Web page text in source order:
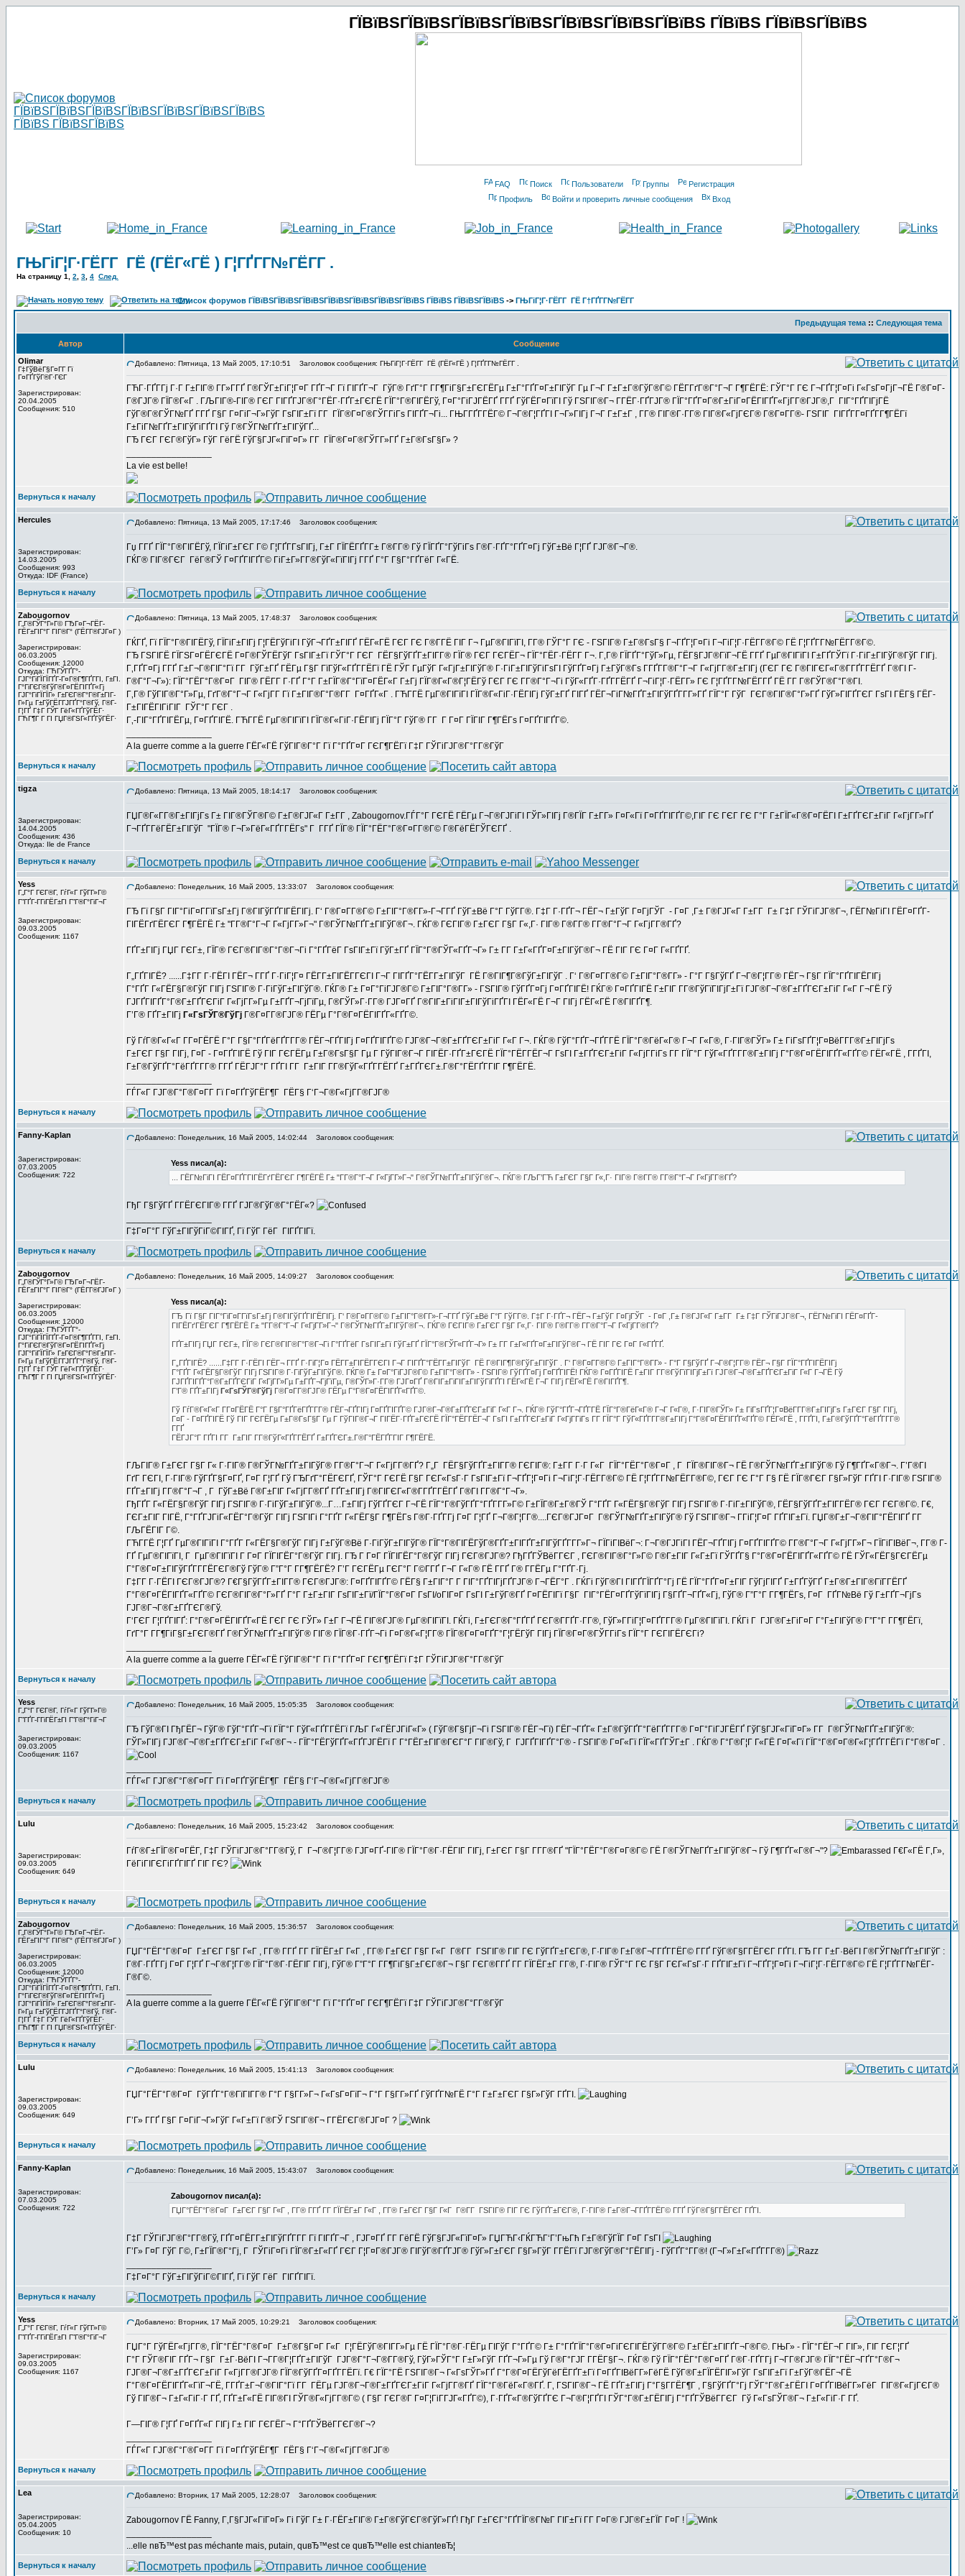
ГЇВїВЅГЇВїВЅГЇВїВЅГЇВїВЅГЇВїВЅГЇВїВЅГЇВїВЅ ГЇВїВЅ ГЇВїВЅГЇВїВЅ
FAQ Поиск Пользователи Группы
Регистрация
Профиль
Войти и проверить личные сообщения Вход
ГЊГіГ¦Г·ГЁГ­Г ГЁ (ГЁГ«ГЁ ) Г¦ГҐГ­Г№ГЁГ­Г .
На страницу 1 2 3 4 След.
Список форумов ГЇВїВЅГЇВїВЅГЇВїВЅГЇВїВЅГЇВїВЅГЇВїВЅГЇВїВЅ ГЇВїВЅ ГЇВїВЅГЇВїВЅ -> ГЊГіГ¦Г·ГЁГ­Г ГЁ Г†ГҐГ­Г№ГЁГ­Г
Предыдущая тема :: Следующая тема
Автор
Сообщение
Olimar
Г‡ГўВёГ§Г¤Г­Г Гї
Г¤ГҐГўГ®Г·ГЄГ
Зарегистрирован:
20.04.2005
Сообщения: 510
Добавлено: Пятница, 13 Май 2005, 17:10:51 Заголовок сообщения: ГЊГіГ¦Г·ГЁГ­Г ГЁ (ГЁГ«ГЁ ) Г¦ГҐГ­Г№ГЁГ­Г .
ГЋГ·ГҐГ­Гј Г·Г Г±ГІГ® Г­Г»Г­ГҐ Г®ГЎГ±ГіГ¦Г¤Г ГҐГ¬Г Гї ГІГҐГ¬Г ГўГ® ГґГ°Г Г­Г¶ГіГ§Г±ГЄГЁГµ Г±Г°ГҐГ¤Г±ГІГўГ Гµ Г¬Г Г±Г±Г®ГўГ®Г© ГЁГ­ГґГ®Г°Г¬Г Г¶ГЁГЁ: ГЎГ°Г ГЄ Г¬ГҐГ¦Г¤Гі Г«ГѕГ¤ГјГ¬ГЁ Г®Г¤Г­
Г®ГЈГ® ГЇГ®Г«Г . ГЉГІГ®-ГІГ® ГЄГ ГІГҐГЈГ®Г°ГЁГ·ГҐГ±ГЄГЁ ГЇГ°Г®ГІГЁГў, Г¤Г°ГіГЈГЁГҐ Г­ГҐ ГўГЁГ¤ГїГІ Гў ГЅГІГ®Г¬ Г­ГЁГ·ГҐГЈГ® ГЇГ°ГҐГ¤Г®Г±ГіГ¤ГЁГІГҐГ«ГјГ­Г®ГЈГ®,Г ГІГ°ГҐГІГјГЁ
ГўГ®Г®ГЎГ№ГҐ Г­ГҐ Г§Г Г¤ГіГ¬Г»ГўГ ГѕГІГ±Гї Г­Г ГЇГ®Г¤Г®ГЎГ­ГіГѕ ГІГҐГ¬Гі... ГЊГ­ГҐГ­ГЁГ© Г¬Г®Г¦ГҐГІ Г¬Г»ГІГј Г¬Г Г±Г±Г , Г­Г® ГІГ®Г·Г­Г® ГІГ®Г«ГјГЄГ® Г®Г¤Г­Г®- ГЅГІГ ГІГҐГ­Г¤ГҐГ­Г¶ГЁГї
Г±ГіГ№ГҐГ±ГІГўГіГҐГІ Гў Г®ГЎГ№ГҐГ±ГІГўГҐ...
ГЂ ГЄГ ГЄГ®ГўГ» ГўГ ГёГЁ ГўГ§ГЈГ«ГїГ¤Г» Г­Г ГЇГ®Г¤Г®ГЎГ­Г»ГҐ Г±Г®ГѕГ§Г» ?
La vie est belle!
Вернуться к началу
Hercules
Зарегистрирован:
14.03.2005
Сообщения: 993
Откуда: IDF (France)
Добавлено: Пятница, 13 Май 2005, 17:17:46 Заголовок сообщения:
Гџ Г­ГҐ ГЇГ°Г®ГІГЁГў, ГЇГіГ±ГЄГ Г© Г¦ГҐГ­ГѕГІГј, Г±Г ГЇГЁГҐГ­Г± Г®Г­Г® Гў ГЇГҐГ°ГўГіГѕ Г®Г·ГҐГ°ГҐГ¤Гј ГўГ±Вё Г¦ГҐ ГЈГ®Г¬Г®.
ГЌГ® ГІГ®ГЄГ ГёГ®ГЎ Г¤ГҐГІГҐГ© ГіГ±Г»Г­Г®ГўГ«ГїГІГј Г­ГҐ Г°Г Г§Г°ГҐГёГ Г«ГЁ.
Вернуться к началу
Zabougornov
Г„Г®ГЎГ°Г»Г© ГЂГ¤Г¬ГЁГ­
ГЁГ±ГІГ°Г ГІГ®Г° (ГЁГ­Г®ГЈГ¤Г )
Зарегистрирован:
06.03.2005
Сообщения: 12000
Откуда: ГЋГЎГҐГ°-
ГЈГ°ГіГЇГЇГҐГ­-Г¤Г®Г¶ГҐГ­ГІ, Г±ГІ.
Г°ГіГЄГ®ГўГ®Г¤ГЁГІГҐГ«Гј
ГЈГ°ГіГЇГЇГ» Г±ГЄГ®Г°Г®Г±ГІГ­
Г»Гµ Г±ГўГЁГ­ГЈГҐГ°Г®Гў, Г®Г­
Г¦ГҐ Г‡Г ГЎГ ГёГ«ГҐГўГЁГ·
ГЋГ¶Г Г ГІ ГЏГ®ГЅГ«ГҐГўГЁГ·
Добавлено: Пятница, 13 Май 2005, 17:48:37 Заголовок сообщения:
ГЌГҐ, Гї ГЇГ°Г®ГІГЁГў, ГЇГіГ±ГІГј Г¦ГЁГўГіГІ ГўГ¬ГҐГ±ГІГҐ ГЁГ«ГЁ ГЄГ ГЄ Г®Г­ГЁ ГІГ Г¬ ГµГ®ГІГїГІ, Г­Г® ГЎГ°Г ГЄ - ГЅГІГ® Г±Г®ГѕГ§ Г¬ГҐГ¦Г¤Гі Г¬ГіГ¦Г·ГЁГ­Г®Г© ГЁ Г¦ГҐГ­Г№ГЁГ­Г®Г©.
ГЂ ГЅГІГЁ ГЇГЅГ¤ГЁГЄГЁ Г¤Г®ГЎГЁГўГ ГѕГІГ±Гї ГЎГ°Г ГЄГ ГЁГ§ГўГҐГ±ГІГ­Г® ГЇГ® ГЄГ ГЄГЁГ¬ ГЇГ°ГЁГ·ГЁГ­Г Г¬. Г‚Г® ГЇГҐГ°ГўГ»Гµ, ГЁГ§ГЈГ®ГїГ¬ГЁ Г­ГҐ ГµГ®ГІГїГІ Г±ГҐГЎГї Г·ГіГ±ГІГўГ®ГўГ ГІГј.
Г‚ГҐГ¤Гј Г­ГҐ Г±Г¬Г®ГІГ°Гї Г­Г ГўГ±ГҐ ГЁГµ Г§Г ГїГўГ«ГҐГ­ГЁГї ГЁ ГЎГ ГµГўГ Г«ГјГ±ГІГўГ® Г·ГіГ±ГІГўГіГѕГІ ГўГҐГ¤Гј Г±ГўГ®Гѕ Г­ГҐГ­Г®Г°Г¬Г Г«ГјГ­Г®Г±ГІГј (ГЄГ ГЄ Г®ГІГЄГ«Г®Г­ГҐГ­ГЁГҐ Г®ГІ Г­
Г®Г°Г¬Г»): ГЇГ°ГЁГ°Г®Г¤Г ГІГ® ГЁГ­Г Г·ГҐ Г°Г Г±ГЇГ®Г°ГїГ¤ГЁГ«Г Г±Гј ГЇГ®Г«Г®Г¦ГЁГў ГЄГ ГЄ Г­Г®Г°Г¬Гі ГўГ«ГҐГ·ГҐГ­ГЁГҐ Г¬ГіГ¦Г·ГЁГ­Г» ГЄ Г¦ГҐГ­Г№ГЁГ­ГҐ ГЁ Г­Г Г®ГЎГ®Г°Г®ГІ.
Г‚Г® ГўГІГ®Г°Г»Гµ, ГґГ®Г°Г¬Г Г«ГјГ­Г Гї Г±ГІГ®Г°Г®Г­Г Г¤ГҐГ«Г . ГЋГ­ГЁ ГµГ®ГІГїГІ ГЇГ®Г«ГіГ·ГЁГІГј ГўГ±ГҐ ГІГҐ ГЁГ¬ГіГ№ГҐГ±ГІГўГҐГ­Г­Г»ГҐ ГЇГ°Г ГўГ ГЄГ®ГІГ®Г°Г»ГҐ ГўГ»ГІГҐГЄГ ГѕГІ ГЁГ§ ГЁГ­
Г±ГІГЁГІГіГІГ ГЎГ°Г ГЄГ .
Г‚-ГІГ°ГҐГІГЁГµ, Г¤ГҐГІГЁ. ГЋГ­ГЁ ГµГ®ГІГїГІ ГЇГ®Г«ГіГ·ГЁГІГј ГЇГ°Г ГўГ® Г­Г Г Г¤Г ГЇГІГ Г¶ГЁГѕ Г¤ГҐГІГҐГ©.
A la guerre comme a la guerre ГЁГ«ГЁ ГўГІГ®Г°Г Гї Г°ГҐГ¤Г ГЄГ¶ГЁГї Г‡Г ГЎГіГЈГ®Г°Г­Г®ГўГ
Вернуться к началу
tigza
Зарегистрирован:
14.04.2005
Сообщения: 436
Откуда: Ile de France
Добавлено: Пятница, 13 Май 2005, 18:14:17 Заголовок сообщения:
ГЏГ®Г«Г­Г®Г±ГІГјГѕ Г± ГІГ®ГЎГ®Г© Г±Г®ГЈГ«Г Г±Г­Г , Zabougornov.ГЃГ°Г ГЄГЁ ГЁГµ Г¬Г®ГЈГіГІ ГЎГ»ГІГј Г®ГЇГ Г±Г­Г» Г¤Г«Гї Г¤ГҐГІГҐГ©,ГІГ ГЄ ГЄГ ГЄ Г°Г Г±ГЇГ«Г®Г¤ГЁГІ Г±ГҐГЄГ±ГіГ Г«ГјГ­Г»ГҐ
Г¬ГҐГ­ГёГЁГ±ГІГўГ "ГЇГ® Г¬Г»ГёГ«ГҐГ­ГЁГѕ" Г Г­ГҐ ГЇГ® ГЇГ°ГЁГ°Г®Г¤Г­Г®Г© Г®ГёГЁГЎГЄГҐ .
Вернуться к началу
Yess
Г„Г°Г ГЄГ®Г­, ГѓГ«Г ГўГ­Г»Г©
Г”ГҐГ­-ГГіГЁГ±ГІ Г”Г®Г°ГіГ¬Г
Зарегистрирован:
09.03.2005
Сообщения: 1167
Добавлено: Понедельник, 16 Май 2005, 13:33:07 Заголовок сообщения:
ГЂ Гї Г§Г ГІГ°ГіГ¤Г­ГїГѕГ±Гј Г®ГІГўГҐГІГЁГІГј. Г‘ Г®Г¤Г­Г®Г© Г±ГІГ°Г®Г­Г»-Г¬Г­ГҐ ГўГ±Вё Г°Г ГўГ­Г®. Г‡Г Г·ГҐГ¬ ГЁГ¬ Г±ГўГ Г¤ГјГЎГ - Г¤Г ,Г± Г®ГЈГ«Г Г±Г­Г Г± Г‡Г ГЎГіГЈГ®Г¬, ГЁГ№ГіГІ ГЁГ¤ГҐГ­
ГІГЁГґГЁГЄГ Г¶ГЁГЁ Г± "Г­Г®Г°Г¬Г Г«ГјГ­Г»Г¬" Г®ГЎГ№ГҐГ±ГІГўГ®Г¬. ГЌГ® ГЄГІГ® Г±ГЄГ Г§Г Г«,Г· ГІГ® Г®Г­Г® Г­Г®Г°Г¬Г Г«ГјГ­Г®ГҐ?
ГҐГ±ГІГј ГЏГ ГЄГ±, ГЇГ® ГЄГ®ГІГ®Г°Г®Г¬Гі Г°ГҐГёГ ГѕГІГ±Гї ГўГ±ГҐ ГЇГ°Г®ГЎГ«ГҐГ¬Г» Г± Г­Г Г±Г«ГҐГ¤Г±ГІГўГ®Г¬ ГЁ ГІГ ГЄ Г¤Г Г«ГҐГҐ.
Г„ГҐГІГЁ? ......Г‡Г­Г Г·ГЁГІ ГЁГ¬ Г­ГҐ Г·ГіГ¦Г¤ ГЁГ­Г±ГІГЁГ­ГЄГІ Г¬Г ГІГҐГ°ГЁГ­Г±ГІГўГ ГЁ Г®ГІГ¶Г®ГўГ±ГІГўГ . Г‘ Г®Г¤Г­Г®Г© Г±ГІГ°Г®Г­Г» - Г°Г Г§ГўГҐ Г¬Г®Г¦Г­Г® ГЁГ¬ Г§Г ГЇГ°ГҐГІГЁГІГј
Г°ГҐГ Г«ГЁГ§Г®ГўГ ГІГј ГЅГІГ® Г·ГіГўГ±ГІГўГ®. ГЌГ® Г± Г¤Г°ГіГЈГ®Г© Г±ГІГ°Г®Г­Г» - ГЅГІГ® ГўГҐГ¤Гј Г¤ГҐГІГЁ! ГЌГ® Г¤ГҐГІГЁ Г±ГІГ Г­Г®ГўГїГІГјГ±Гї ГЈГ®Г¬Г®Г±ГҐГЄГ±ГіГ Г«Г Г¬ГЁ Гў
ГЈГҐГІГҐГ°Г®Г±ГҐГЄГіГ Г«ГјГ­Г»Гµ Г±ГҐГ¬ГјГїГµ, Г®ГЎГ»Г·Г­Г® ГЈГ¤ГҐ Г®ГІГ±ГіГІГ±ГІГўГіГҐГІ ГЁГ«ГЁ Г¬Г ГІГј ГЁГ«ГЁ Г®ГІГҐГ¶.
Г’Г® ГҐГ±ГІГј Г«ГѕГЎГ®ГўГј Г®Г¤Г­Г®ГЈГ® ГЁГµ Г°Г®Г¤ГЁГІГҐГ«ГҐГ©.
Гў ГѓГ®Г«Г«Г Г­Г¤ГЁГЁ Г°Г Г§Г°ГҐГёГҐГ­Г­Г® ГЁГ¬ГҐГІГј Г¤ГҐГІГҐГ© ГЈГ®Г¬Г®Г±ГҐГЄГ±ГіГ Г«Г Г¬. ГЌГ® ГўГ°ГҐГ¬ГҐГ­ГЁ ГЇГ°Г®ГёГ«Г® Г¬Г Г«Г®, Г·ГІГ®ГЎГ» Г± ГіГѕГҐГ¦Г¤ВёГ­Г­Г®Г±ГІГјГѕ
Г±ГЄГ Г§Г ГІГј, Г¤Г - Г¤ГҐГІГЁ Гў ГІГ ГЄГЁГµ Г±Г®ГѕГ§Г Гµ Г ГўГІГ®Г¬Г ГІГЁГ·ГҐГ±ГЄГЁ ГЇГ°ГЁГ­ГЁГ¬Г ГѕГІ Г±ГҐГЄГ±ГіГ Г«ГјГ­ГіГѕ Г­Г ГЇГ°Г ГўГ«ГҐГ­Г­Г®Г±ГІГј Г°Г®Г¤ГЁГІГҐГ«ГҐГ© ГЁГ«ГЁ , Г­ГҐГІ,
Г±Г®ГўГҐГ°ГёГҐГ­Г­Г® Г­ГҐ ГЁГЈГ°Г ГҐГІ Г­Г Г±ГІГ Г­Г®ГўГ«ГҐГ­ГЁГҐ Г±ГҐГЄГ±.Г®Г°ГЁГҐГ­ГІГ Г¶ГЁГЁ.
ГЃГ«Г ГЈГ®Г°Г®Г¤Г­Г Гї Г¤ГҐГўГЁГ¶Г ГЁГ§ Г‘Г¬Г®Г«ГјГ­Г®ГЈГ®
Вернуться к началу
Fanny-Kaplan
Зарегистрирован:
07.03.2005
Сообщения: 722
Добавлено: Понедельник, 16 Май 2005, 14:02:44 Заголовок сообщения:
Yess писал(а):
... ГЁГ№ГіГІ ГЁГ¤ГҐГ­ГІГЁГґГЁГЄГ Г¶ГЁГЁ Г± "Г­Г®Г°Г¬Г Г«ГјГ­Г»Г¬" Г®ГЎГ№ГҐГ±ГІГўГ®Г¬. ГЌГ® ГЉГ’ГЋ Г±ГЄГ Г§Г Г«,Г· ГІГ® Г®Г­Г® Г­Г®Г°Г¬Г Г«ГјГ­Г®ГҐ?
ГђГ Г§ГўГҐ Г­ГЁГЄГІГ® Г­ГҐ ГЈГ®ГўГ®Г°ГЁГ«?
Г‡Г¤Г°Г ГўГ±ГІГўГіГ©ГІГҐ, Гї ГўГ ГёГ ГІГҐГІГї.
Вернуться к началу
Zabougornov
Г„Г®ГЎГ°Г»Г© ГЂГ¤Г¬ГЁГ­
ГЁГ±ГІГ°Г ГІГ®Г° (ГЁГ­Г®ГЈГ¤Г )
Зарегистрирован:
06.03.2005
Сообщения: 12000
Откуда: ГЋГЎГҐГ°-
ГЈГ°ГіГЇГЇГҐГ­-Г¤Г®Г¶ГҐГ­ГІ, Г±ГІ.
Г°ГіГЄГ®ГўГ®Г¤ГЁГІГҐГ«Гј
ГЈГ°ГіГЇГЇГ» Г±ГЄГ®Г°Г®Г±ГІГ­
Г»Гµ Г±ГўГЁГ­ГЈГҐГ°Г®Гў, Г®Г­
Г¦ГҐ Г‡Г ГЎГ ГёГ«ГҐГўГЁГ·
ГЋГ¶Г Г ГІ ГЏГ®ГЅГ«ГҐГўГЁГ·
Добавлено: Понедельник, 16 Май 2005, 14:09:27 Заголовок сообщения:
Yess писал(а):
ГЂ Гї Г§Г ГІГ°ГіГ¤Г­ГїГѕГ±Гј Г®ГІГўГҐГІГЁГІГј. Г‘ Г®Г¤Г­Г®Г© Г±ГІГ°Г®Г­Г»-Г¬Г­ГҐ ГўГ±Вё Г°Г ГўГ­Г®. Г‡Г Г·ГҐГ¬ ГЁГ¬ Г±ГўГ Г¤ГјГЎГ - Г¤Г ,Г± Г®ГЈГ«Г Г±Г­Г Г± Г‡Г ГЎГіГЈГ®Г¬, ГЁГ№ГіГІ ГЁГ¤ГҐГ­
ГІГЁГґГЁГЄГ Г¶ГЁГЁ Г± "Г­Г®Г°Г¬Г Г«ГјГ­Г»Г¬" Г®ГЎГ№ГҐГ±ГІГўГ®Г¬. ГЌГ® ГЄГІГ® Г±ГЄГ Г§Г Г«,Г· ГІГ® Г®Г­Г® Г­Г®Г°Г¬Г Г«ГјГ­Г®ГҐ?
ГҐГ±ГІГј ГЏГ ГЄГ±, ГЇГ® ГЄГ®ГІГ®Г°Г®Г¬Гі Г°ГҐГёГ ГѕГІГ±Гї ГўГ±ГҐ ГЇГ°Г®ГЎГ«ГҐГ¬Г» Г± Г­Г Г±Г«ГҐГ¤Г±ГІГўГ®Г¬ ГЁ ГІГ ГЄ Г¤Г Г«ГҐГҐ.
Г„ГҐГІГЁ? ......Г‡Г­Г Г·ГЁГІ ГЁГ¬ Г­ГҐ Г·ГіГ¦Г¤ ГЁГ­Г±ГІГЁГ­ГЄГІ Г¬Г ГІГҐГ°ГЁГ­Г±ГІГўГ ГЁ Г®ГІГ¶Г®ГўГ±ГІГўГ . Г‘ Г®Г¤Г­Г®Г© Г±ГІГ°Г®Г­Г» - Г°Г Г§ГўГҐ Г¬Г®Г¦Г­Г® ГЁГ¬ Г§Г ГЇГ°ГҐГІГЁГІГј
Г°ГҐГ Г«ГЁГ§Г®ГўГ ГІГј ГЅГІГ® Г·ГіГўГ±ГІГўГ®. ГЌГ® Г± Г¤Г°ГіГЈГ®Г© Г±ГІГ°Г®Г­Г» - ГЅГІГ® ГўГҐГ¤Гј Г¤ГҐГІГЁ! ГЌГ® Г¤ГҐГІГЁ Г±ГІГ Г­Г®ГўГїГІГјГ±Гї ГЈГ®Г¬Г®Г±ГҐГЄГ±ГіГ Г«Г Г¬ГЁ Гў
ГЈГҐГІГҐГ°Г®Г±ГҐГЄГіГ Г«ГјГ­Г»Гµ Г±ГҐГ¬ГјГїГµ, Г®ГЎГ»Г·Г­Г® ГЈГ¤ГҐ Г®ГІГ±ГіГІГ±ГІГўГіГҐГІ ГЁГ«ГЁ Г¬Г ГІГј ГЁГ«ГЁ Г®ГІГҐГ¶.
Г’Г® ГҐГ±ГІГјГ«ГѕГЎГ®ГўГјГ®Г¤Г­Г®ГЈГ® ГЁГµ Г°Г®Г¤ГЁГІГҐГ«ГҐГ©.
Гў ГѓГ®Г«Г«Г Г­Г¤ГЁГЁ Г°Г Г§Г°ГҐГёГҐГ­Г­Г® ГЁГ¬ГҐГІГј Г¤ГҐГІГҐГ© ГЈГ®Г¬Г®Г±ГҐГЄГ±ГіГ Г«Г Г¬. ГЌГ® ГўГ°ГҐГ¬ГҐГ­ГЁ ГЇГ°Г®ГёГ«Г® Г¬Г Г«Г®, Г·ГІГ®ГЎГ» Г± ГіГѕГҐГ¦Г¤ВёГ­Г­Г®Г±ГІГјГѕ Г±ГЄГ Г§Г ГІГј,
Г¤Г - Г¤ГҐГІГЁ Гў ГІГ ГЄГЁГµ Г±Г®ГѕГ§Г Гµ Г ГўГІГ®Г¬Г ГІГЁГ·ГҐГ±ГЄГЁ ГЇГ°ГЁГ­ГЁГ¬Г ГѕГІ Г±ГҐГЄГ±ГіГ Г«ГјГ­ГіГѕ Г­Г ГЇГ°Г ГўГ«ГҐГ­Г­Г®Г±ГІГј Г°Г®Г¤ГЁГІГҐГ«ГҐГ© ГЁГ«ГЁ , Г­ГҐГІ, Г±Г®ГўГҐГ°ГёГҐГ­Г­Г®
Г­ГҐ
ГЁГЈГ°Г ГҐГІ Г­Г Г±ГІГ Г­Г®ГўГ«ГҐГ­ГЁГҐ Г±ГҐГЄГ±.Г®Г°ГЁГҐГ­ГІГ Г¶ГЁГЁ.
ГЉГІГ® Г±ГЄГ Г§Г Г« Г·ГІГ® Г®ГЎГ№ГҐГ±ГІГўГ® Г­Г®Г°Г¬Г Г«ГјГ­Г®ГҐ? Г„Г ГЁГ§ГўГҐГ±ГІГ­Г® ГЄГІГ®: Г±Г­Г Г·Г Г«Г ГЇГ°ГЁГ°Г®Г¤Г , Г ГЇГ®ГІГ®Г¬ ГЁ Г®ГЎГ№ГҐГ±ГІГўГ® Гў Г¶ГҐГ«Г®Г¬. Г’Г®ГІ
ГґГ ГЄГІ, Г·ГІГ® ГўГҐГ§Г¤ГҐ, Г¤Г Г¦ГҐ Гў ГЂГґГ°ГЁГЄГҐ, ГЎГ°Г ГЄГЁ Г§Г ГЄГ«ГѕГ·Г ГѕГІГ±Гї Г¬ГҐГ¦Г¤Гі Г¬ГіГ¦Г·ГЁГ­Г®Г© ГЁ Г¦ГҐГ­Г№ГЁГ­Г®Г©, ГЄГ ГЄ Г°Г Г§ ГЁ ГЇГ®ГЄГ Г§Г»ГўГ ГҐГІ Г·ГІГ® ГЅГІГ®
ГҐГ±ГІГј Г­Г®Г°Г¬Г , Г ГўГ±Вё Г®Г±ГІГ Г«ГјГ­Г®ГҐ ГҐГ±ГІГј Г®ГІГЄГ«Г®Г­ГҐГ­ГЁГҐ Г®ГІ Г­Г®Г°Г¬Г».
ГђГҐГ Г«ГЁГ§Г®ГўГ ГІГј ГЅГІГ® Г·ГіГўГ±ГІГўГ®...Г…Г±ГІГј ГўГҐГЄГ Г¬ГЁ ГЇГ°Г®ГўГҐГ°ГҐГ­Г­Г»Г© Г±ГЇГ®Г±Г®ГЎ Г°ГҐГ Г«ГЁГ§Г®ГўГ ГІГј ГЅГІГ® Г·ГіГ±ГІГўГ®, ГЁГ§ГўГҐГ±ГІГ­ГЁГ® ГЄГ ГЄГ®Г©. Г€,
ГЄГ±ГІГ ГІГЁ, Г°ГҐГЈГіГ«ГЁГ°Г®ГўГ ГІГј ГЅГІГі Г°ГҐГ Г«ГЁГ§Г Г¶ГЁГѕ Г®Г·ГҐГ­Гј Г¤Г Г¦ГҐ Г¬Г®Г¦Г­Г®....ГЄГ®ГЈГ¤Г Г®ГЎГ№ГҐГ±ГІГўГ® Гў ГЅГІГ®Г¬ Г­ГіГ¦Г¤Г ГҐГІГ±Гї. ГЏГ®Г±Г¬Г®ГІГ°ГЁГІГҐ Г­Г
ГЉГЁГІГ Г©.
ГЋГ­ГЁ Г¦ГҐ ГµГ®ГІГїГІ Г°ГҐГ Г«ГЁГ§Г®ГўГ ГІГј Г±ГўГ®Вё Г·ГіГўГ±ГІГўГ® ГЇГ°Г®ГІГЁГўГ®ГҐГ±ГІГҐГ±ГІГўГҐГ­Г­Г»Г¬ ГЇГіГІВёГ¬: Г¬Г®ГЈГіГІ ГЁГ¬ГҐГІГј Г¤ГҐГІГҐГ© Г­Г®Г°Г¬Г Г«ГјГ­Г»Г¬ ГЇГіГІВёГ¬, Г­Г® Г­
ГҐ ГµГ®ГІГїГІ, Г ГµГ®ГІГїГІ Г Г¤Г ГЇГІГЁГ°Г®ГўГ ГІГј. ГЂ Г Г¤Г ГЇГІГЁГ°Г®ГўГ ГІГј ГЄГ®ГЈГ®? ГђГҐГЎВёГ­ГЄГ , ГЄГ®ГІГ®Г°Г»Г© Г®Г±ГІГ Г«Г±Гї ГЎГҐГ§ Г°Г®Г¤ГЁГІГҐГ«ГҐГ© ГЁ ГЎГ«ГЁГ§ГЄГЁГµ
Г°Г®Г¤Г±ГІГўГҐГ­Г­ГЁГЄГ®Гў ГўГ® Г”Г°Г Г­Г¶ГЁГЁ? Г’Г ГЄГЁГµ ГЄГ°Г Г©Г­ГҐ Г¬Г Г«Г® ГЁ Г­ГҐ Г® Г­ГЁГµ Г°ГҐГ·Гј.
Г‡Г­Г Г·ГЁГІ ГЄГ®ГЈГ®? Г€Г§ГўГҐГ±ГІГ­Г® ГЄГ®ГЈГ®: Г¤ГҐГІГҐГ© ГЁГ§ Г±ГІГ°Г Г­ ГІГ°ГҐГІГјГҐГЈГ® Г¬ГЁГ°Г . ГЌГі ГўГ®ГІ ГІГҐГЇГҐГ°Гј ГЁ ГЇГ°ГҐГ¤Г±ГІГ ГўГјГІГҐ Г±ГҐГўГҐ Г±Г®Г±ГІГ®ГїГ­ГЁГҐ
Г°Г®Г¤ГЁГІГҐГ«ГҐГ© ГЄГ®ГІГ®Г°Г»ГҐ Г°Г Г±Г±ГІГ ГѕГІГ±Гї/ГЇГ°Г®Г¤Г ГѕГІ/oГІГ¤Г ГѕГІ Г±ГўГ®ГҐ Г¤ГЁГІГї Г§Г ГІГ°ГЁГ¤ГҐГўГїГІГј Г§ГҐГ¬ГҐГ«Гј, ГўГ® Г”Г°Г Г­Г¶ГЁГѕ, Г¤Г ГҐГ№Вё Гў Г±ГҐГ¬ГјГѕ
ГЈГ®Г¬Г®Г±ГҐГЄГ®Гў.
Г‘ГЄГ Г¦ГҐГІГҐ: Г°Г®Г¤ГЁГІГҐГ«ГЁ ГЄГ ГЄ ГЎГ» Г±Г Г¬ГЁ ГІГ®ГЈГ® ГµГ®ГІГїГІ. ГЌГі, Г±ГЄГ®Г°ГҐГҐ ГЄГ®Г­ГҐГ·Г­Г®, ГўГ»Г­ГіГ¦Г¤ГҐГ­Г­Г® ГµГ®ГІГїГІ. ГЌГі Г ГЈГ®Г±ГіГ¤Г Г°Г±ГІГўГ® Г”Г°Г Г­Г¶ГЁГї,
ГґГ°Г Г­Г¶ГіГ§Г±ГЄГ®ГҐ Г®ГЎГ№ГҐГ±ГІГўГ® ГІГ® ГЇГ®Г·ГҐГ¬Гі Г¤Г®Г«Г¦Г­Г® ГЇГ®Г¤Г¤ГҐГ°Г¦ГЁГўГ ГІГј ГЇГ®Г¤Г®ГЎГ­ГіГѕ ГЇГ°Г ГЄГІГЁГЄГі?
A la guerre comme a la guerre ГЁГ«ГЁ ГўГІГ®Г°Г Гї Г°ГҐГ¤Г ГЄГ¶ГЁГї Г‡Г ГЎГіГЈГ®Г°Г­Г®ГўГ
Вернуться к началу
Yess
Г„Г°Г ГЄГ®Г­, ГѓГ«Г ГўГ­Г»Г©
Г”ГҐГ­-ГГіГЁГ±ГІ Г”Г®Г°ГіГ¬Г
Зарегистрирован:
09.03.2005
Сообщения: 1167
Добавлено: Понедельник, 16 Май 2005, 15:05:35 Заголовок сообщения:
ГЂ ГўГ®ГІ ГђГЁГ¬ ГўГ® ГўГ°ГҐГ¬Гї ГЇГ°Г ГўГ«ГҐГ­ГЁГї ГЉГ Г«ГЁГЈГіГ«Г» ( ГўГ®Г§ГјГ¬Гі ГЅГІГ® ГЁГ¬Гї) ГЁГ¬ГҐГ« Г±Г®ГўГҐГ°ГёГҐГ­Г­Г® Г¤Г°ГіГЈГЁГҐ ГўГ§ГЈГ«ГїГ¤Г» Г­Г Г®ГЎГ№ГҐГ±ГІГўГ®:
ГЎГ»ГІГј ГЈГ®Г¬Г®Г±ГҐГЄГ±ГіГ Г«Г®Г¬ - ГЇГ°ГЁГўГҐГ«ГҐГЈГЁГї Г Г°ГЁГ±ГІГ®ГЄГ°Г ГІГ®Гў, Г ГЈГҐГІГҐГ°Г® - ГЅГІГ® Г¤Г«Гї ГЇГ«ГҐГЎГ±Г . ГЌГ® Г°Г®Г¦Г Г«ГЁ Г¤Г«Гї ГЇГ°Г®Г¤Г®Г«Г¦ГҐГ­ГЁГї Г°Г®Г¤Г .
ГЃГ«Г ГЈГ®Г°Г®Г¤Г­Г Гї Г¤ГҐГўГЁГ¶Г ГЁГ§ Г‘Г¬Г®Г«ГјГ­Г®ГЈГ®
Вернуться к началу
Lulu
Зарегистрирован:
09.03.2005
Сообщения: 649
Добавлено: Понедельник, 16 Май 2005, 15:23:42 Заголовок сообщения:
ГѓГ®Г±ГЇГ®Г¤ГЁГ­, Г‡Г ГЎГіГЈГ®Г°Г­Г®Гў, Г Г¬Г®Г¦Г­Г® ГЈГ¤ГҐ-ГІГ® ГЇГ°Г®Г·ГЁГІГ ГІГј, Г±ГЄГ Г§Г Г­Г­Г®ГҐ "ГЇГ°ГЁГ°Г®Г¤Г®Г© ГЁ Г®ГЎГ№ГҐГ±ГІГўГ®Г¬ Гў Г¶ГҐГ«Г®Г¬"?
Г€Г«ГЁ Г‚Г»,
ГёГіГІГЄГіГҐГІГҐ ГІГ ГЄ?
Вернуться к началу
Zabougornov
Г„Г®ГЎГ°Г»Г© ГЂГ¤Г¬ГЁГ­
ГЁГ±ГІГ°Г ГІГ®Г° (ГЁГ­Г®ГЈГ¤Г )
Зарегистрирован:
06.03.2005
Сообщения: 12000
Откуда: ГЋГЎГҐГ°-
ГЈГ°ГіГЇГЇГҐГ­-Г¤Г®Г¶ГҐГ­ГІ, Г±ГІ.
Г°ГіГЄГ®ГўГ®Г¤ГЁГІГҐГ«Гј
ГЈГ°ГіГЇГЇГ» Г±ГЄГ®Г°Г®Г±ГІГ­
Г»Гµ Г±ГўГЁГ­ГЈГҐГ°Г®Гў, Г®Г­
Г¦ГҐ Г‡Г ГЎГ ГёГ«ГҐГўГЁГ·
ГЋГ¶Г Г ГІ ГЏГ®ГЅГ«ГҐГўГЁГ·
Добавлено: Понедельник, 16 Май 2005, 15:36:57 Заголовок сообщения:
ГЏГ°ГЁГ°Г®Г¤Г Г±ГЄГ Г§Г Г«Г , Г­Г® Г­ГҐ Г­Г ГЇГЁГ±Г Г«Г , Г­Г® Г±ГЄГ Г§Г Г«Г Г®Г­Г ГЅГІГ® ГІГ ГЄ ГўГҐГ±ГЄГ®, Г·ГІГ® Г±Г®Г¬Г­ГҐГ­ГЁГ© Г­ГҐ ГўГ®Г§Г­ГЁГЄГ ГҐГІ. ГЂ Г­Г Г±Г·ВёГІ Г®ГЎГ№ГҐГ±ГІГўГ :
Г®Г·ГҐГ­Гј Г¤Г Г¦ГҐ Г¬Г®Г¦Г­Г® ГЇГ°Г®Г·ГЁГІГ ГІГј, ГўГ® Г”Г°Г Г­Г¶ГіГ§Г±ГЄГ®Г¬ Г§Г ГЄГ®Г­ГҐ Г­Г ГЇГЁГ±Г Г­Г®, Г·ГІГ® ГЎГ°Г ГЄ Г§Г ГЄГ«ГѕГ·Г ГҐГІГ±Гї Г¬ГҐГ¦Г¤Гі Г¬ГіГ¦Г·ГЁГ­Г®Г© ГЁ Г¦ГҐГ­Г№ГЁГ­
Г®Г©.
A la guerre comme a la guerre ГЁГ«ГЁ ГўГІГ®Г°Г Гї Г°ГҐГ¤Г ГЄГ¶ГЁГї Г‡Г ГЎГіГЈГ®Г°Г­Г®ГўГ
Вернуться к началу
Lulu
Зарегистрирован:
09.03.2005
Сообщения: 649
Добавлено: Понедельник, 16 Май 2005, 15:41:13 Заголовок сообщения:
ГЏГ°ГЁГ°Г®Г¤Г ГўГҐГ°Г®ГїГІГ­Г® Г°Г Г§Г­Г»Г¬ Г«ГѕГ¤ГїГ¬ Г°Г Г§Г­Г»ГҐ ГўГҐГ№ГЁ Г°Г Г±Г±ГЄГ Г§Г»ГўГ ГҐГІ.
Г’Г» Г­ГҐ Г§Г Г¤ГіГ¬Г»ГўГ Г«Г±Гї Г®ГЎ ГЅГІГ®Г¬ Г­ГЁГЄГ®ГЈГ¤Г ?
Вернуться к началу
Fanny-Kaplan
Зарегистрирован:
07.03.2005
Сообщения: 722
Добавлено: Понедельник, 16 Май 2005, 15:43:07 Заголовок сообщения:
Zabougornov писал(а):
ГЏГ°ГЁГ°Г®Г¤Г Г±ГЄГ Г§Г Г«Г , Г­Г® Г­ГҐ Г­Г ГЇГЁГ±Г Г«Г , Г­Г® Г±ГЄГ Г§Г Г«Г Г®Г­Г ГЅГІГ® ГІГ ГЄ ГўГҐГ±ГЄГ®, Г·ГІГ® Г±Г®Г¬Г­ГҐГ­ГЁГ© Г­ГҐ ГўГ®Г§Г­ГЁГЄГ ГҐГІ.
Г‡Г ГЎГіГЈГ®Г°Г­Г®Гў, ГҐГ¤ГЁГ­Г±ГІГўГҐГ­Г­Г Гї ГІГҐГ¬Г , ГЈГ¤ГҐ Г­Г ГёГЁ ГўГ§ГЈГ«ГїГ¤Г» ГЏГЋГ‹ГЌГЋГ‘Г’ГњГћ Г±Г®ГўГЇГ Г¤Г ГѕГІ
Г’Г» Г¤Г ГўГ Г©, Г±ГЇГ®Г°Гј, Г ГЎГіГ¤Гі ГЇГ®Г±Г«ГҐ ГЄГ Г¦Г¤Г®ГЈГ® ГІГўГ®ГҐГЈГ® ГўГ»Г±ГЄГ Г§Г»ГўГ Г­ГЁГї ГЈГ®ГўГ®Г°ГЁГІГј - ГўГҐГ°Г­Г®! (Г¬Г»Г±Г«ГҐГ­Г­Г®)
Г‡Г¤Г°Г ГўГ±ГІГўГіГ©ГІГҐ, Гї ГўГ ГёГ ГІГҐГІГї.
Вернуться к началу
Yess
Г„Г°Г ГЄГ®Г­, ГѓГ«Г ГўГ­Г»Г©
Г”ГҐГ­-ГГіГЁГ±ГІ Г”Г®Г°ГіГ¬Г
Зарегистрирован:
09.03.2005
Сообщения: 1167
Добавлено: Вторник, 17 Май 2005, 10:29:21 Заголовок сообщения:
ГЏГ°Г ГўГЁГ«ГјГ­Г®, ГЇГ°ГЁГ°Г®Г¤Г Г±Г®Г§Г¤Г Г«Г Г¦ГЁГўГ®ГІГ­Г»Гµ ГЁ ГЇГ°Г®Г·ГЁГµ ГІГўГ Г°ГҐГ© Г± Г°ГҐГЇГ°Г®Г¤ГіГЄГІГЁГўГ­Г®Г© Г±ГЁГ±ГІГҐГ¬Г®Г©. ГЊГ» - ГЇГ°ГЁГ¬Г ГІГ», ГІГ ГЄГ¦ГҐ
Г°Г ГЎГ®ГІГ ГҐГ¬ Г§Г Г±Г·ВёГІ Г¬Г­Г®Г¦ГҐГ±ГІГўГ ГЈГ®Г°Г¬Г®Г­Г®Гў, ГўГ»ГЎГ°Г Г±Г»ГўГ ГҐГ¬Г»Гµ Гў Г®Г°ГЈГ Г­ГЁГ§Г¬. ГЌГ® Гў ГЇГ°ГЁГ°Г®Г¤ГҐ Г®Г·ГҐГ­Гј Г¬Г­Г®ГЈГ® ГЇГ°ГЁГ¬ГҐГ°Г®Г¬
ГЈГ®Г¬Г®Г±ГҐГЄГ±ГіГ Г«ГјГ­Г®ГЈГ® ГЇГ®ГўГҐГ¤ГҐГ­ГЁГї. Г€ ГЇГ°ГЁ ГЅГІГ®Г¬ Г«ГѕГЎГ»ГҐ Г°Г®Г¤ГЁГўГёГЁГҐГ±Гї Г¤ГҐГІВёГ­Г»ГёГЁ ГўГ®Г±ГЇГЁГІГ»ГўГ ГѕГІГ±Гї Г±ГўГ®ГЁГ¬ГЁ
Г°Г®Г¤ГЁГІГҐГ«ГїГ¬ГЁ, Г­ГҐГ±Г¬Г®ГІГ°Гї Г­Г ГЁГµ ГЈГ®Г¬Г®Г±ГҐГЄГ±ГіГ Г«ГјГ­Г®ГҐ ГЇГ°Г®ГёГ«Г®ГҐ. Г‚ ГЅГІГ®Г¬ ГЁ ГҐГ±ГІГј Г°Г§Г­ГЁГ¶Г , Г§ГўГҐГ°Гј ГЎГ°Г®Г±ГЁГІ Г¤ГҐГІВёГ­Г»ГёГ ГІГ®Г«ГјГЄГ®
Гў ГІГ®Г¬ Г±Г«ГіГ·Г ГҐ, ГҐГ±Г«ГЁ ГІГ®ГІ ГЎГ®Г«ГјГ­Г®Г© ( Г§Г ГЄГ®Г­ Г¤Г¦ГіГ­ГЈГ«ГҐГ©), Г·ГҐГ«Г®ГўГҐГЄ Г¬Г®Г¦ГҐГІ ГЎГ°Г®Г±ГЁГІГј Г°ГҐГЎВёГ­ГЄГ Гў Г«ГѕГЎГ®Г¬ Г±Г«ГіГ·Г ГҐ.
Г—ГІГ® Г¦ГҐ Г¤ГҐГ«Г ГІГј Г± ГІГ ГЄГЁГ¬ Г°ГҐГЎВёГ­ГЄГ®Г¬?
ГЃГ«Г ГЈГ®Г°Г®Г¤Г­Г Гї Г¤ГҐГўГЁГ¶Г ГЁГ§ Г‘Г¬Г®Г«ГјГ­Г®ГЈГ®
Вернуться к началу
Lea
Зарегистрирован:
05.04.2005
Сообщения: 10
Добавлено: Вторник, 17 Май 2005, 12:28:07 Заголовок сообщения:
Zabougornov ГЁ Fanny, Г‚Г§ГЈГ«ГїГ¤Г» Гі ГўГ Г± Г·ГЁГ±ГІГ® Г±Г®ГўГЄГ®ГўГ»ГҐ! ГђГ Г±ГЄГ°ГҐГЇГ®Г№Г ГІГ±Гї Г­Г Г¤Г® ГЈГ®Г±ГЇГ Г¤Г !
...elle nвЂ™est pas méchante mais, putain, quвЂ™est ce quвЂ™elle est chianteвЂ¦
Вернуться к началу